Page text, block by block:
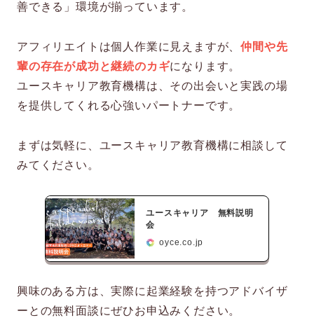
善できる」環境が揃っています。
アフィリエイトは個人作業に見えますが、仲間や先
輩の存在が成功と継続のカギになります。
ユースキャリア教育機構は、その出会いと実践の場
を提供してくれる心強いパートナーです。
まずは気軽に、ユースキャリア教育機構に相談して
みてください。
ユースキャリア 無料説明
会
oyce.co.jp
興味のある方は、実際に起業経験を持つアドバイザ
ーとの無料面談にぜひお申込みください。